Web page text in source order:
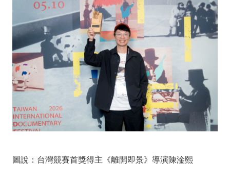
圖說：台灣競賽首獎得主《離開即景》導演陳淦熙